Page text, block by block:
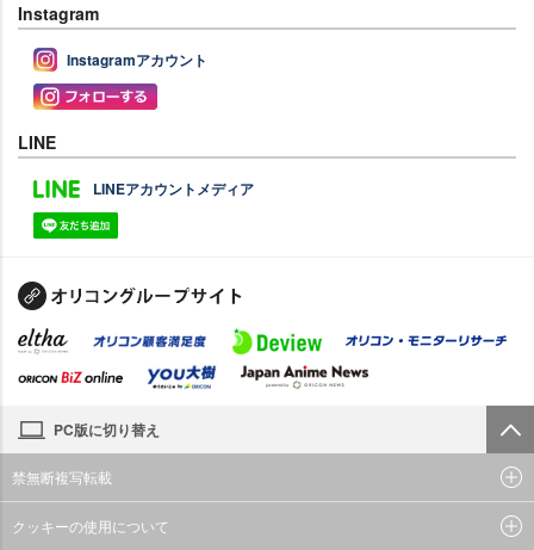
Instagram
Instagramアカウント
LINE
LINEアカウントメディア
PC版に切り替え
禁無断複写転載
クッキーの使用について